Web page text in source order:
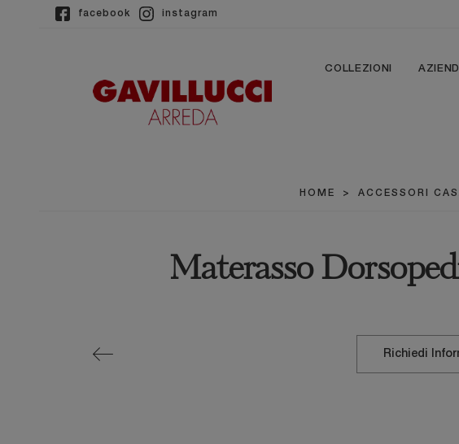
facebook instagram
COLLEZIONI
HOME > ACCESSORI
Materasso
Richiedi